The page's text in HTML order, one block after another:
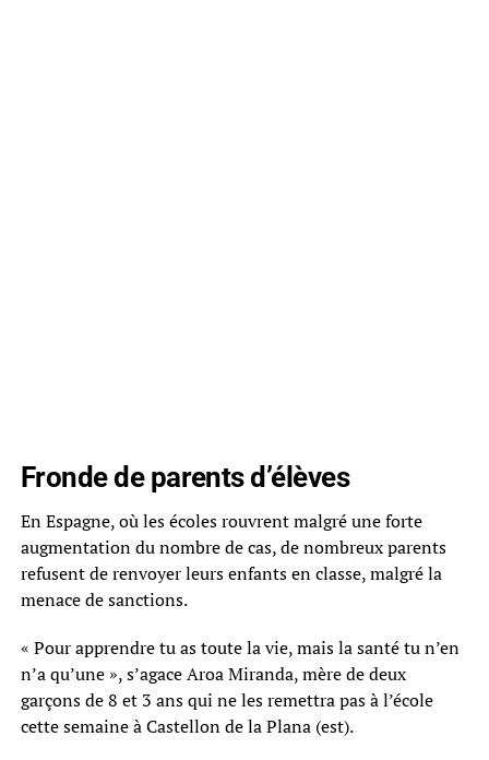
Fronde de parents d’élèves
En Espagne, où les écoles rouvrent malgré une forte
augmentation du nombre de cas, de nombreux parents
refusent de renvoyer leurs enfants en classe, malgré la
menace de sanctions.
« Pour apprendre tu as toute la vie, mais la santé tu n’en
n’a qu’une », s’agace Aroa Miranda, mère de deux
garçons de 8 et 3 ans qui ne les remettra pas à l’école
cette semaine à Castellon de la Plana (est).